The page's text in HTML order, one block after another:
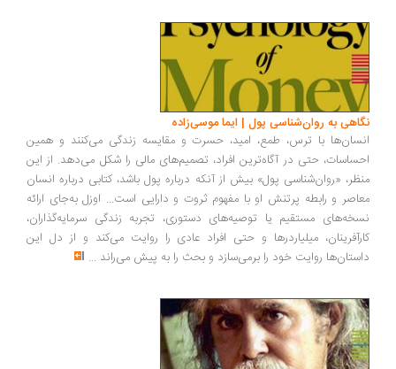
نگاهی به روان‌شناسی پول | ایما موسی‌زاده
انسان‌ها با ترس، طمع، امید، حسرت و مقایسه زندگی می‌کنند و همین
احساسات، حتی در آگاه‌ترین افراد، تصمیم‌های مالی را شکل می‌دهد. از این
منظر، «روان‌شناسی پول» بیش از آنکه درباره پول باشد، کتابی درباره انسان
معاصر و رابطه پرتنش او با مفهوم ثروت و دارایی است... اوزل به‌جای ارائه
نسخه‌های مستقیم یا توصیه‌های دستوری، تجربه زندگی سرمایه‌گذاران،
کارآفرینان، میلیاردرها و حتی افراد عادی را روایت می‌کند و از دل این
داستان‌ها روایت خود را برمی‌سازد و بحث را به پیش می‌راند ...